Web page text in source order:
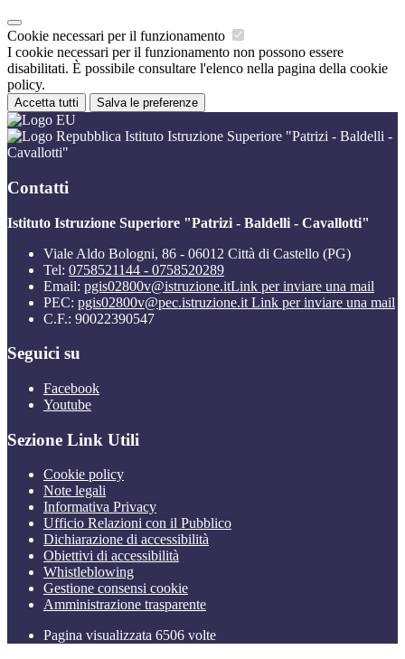
Cookie necessari per il funzionamento
I cookie necessari per il funzionamento non possono essere
disabilitati. È possibile consultare l'elenco nella pagina della cookie
policy.
Accetta tutti Salva le preferenze
Istituto Istruzione Superiore "Patrizi - Baldelli -
Cavallotti"
Contatti
Istituto Istruzione Superiore "Patrizi - Baldelli - Cavallotti"
Viale Aldo Bologni, 86 - 06012 Città di Castello (PG)
Tel: 0758521144 - 0758520289
Email: pgis02800v@istruzione.itLink per inviare una mail
PEC: pgis02800v@pec.istruzione.it Link per inviare una mail
C.F.: 90022390547
Seguici su
Facebook
Youtube
Sezione Link Utili
Cookie policy
Note legali
Informativa Privacy
Ufficio Relazioni con il Pubblico
Dichiarazione di accessibilità
Obiettivi di accessibilità
Whistleblowing
Gestione consensi cookie
Amministrazione trasparente
Pagina visualizzata 6506 volte